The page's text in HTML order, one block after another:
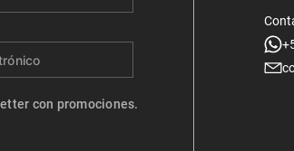
con promociones.